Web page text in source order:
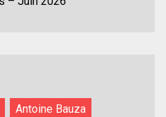
Antoine Bauza